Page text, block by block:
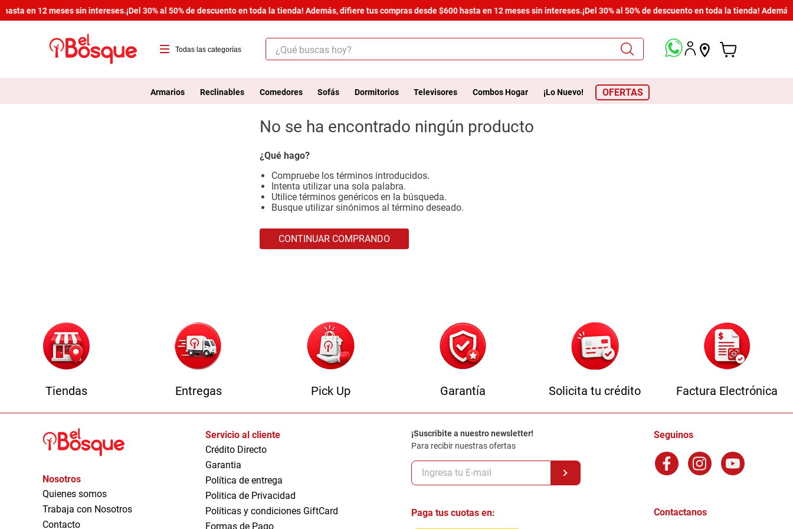
en 12 meses sin intereses.¡Del 30% al 50% de descuento en toda la tienda! Además, difiere tus compras desde $600 hasta en 12 meses sin intereses.¡Del 30% al 50% de descuento en toda la tienda!
¿Qué buscas hoy?
Armarios Reclinables Comedores Sofás Dormitorios Televisores Combos Hogar ¡Lo Nuevo! OFERTAS
No se ha encontrado ningún producto
¿Qué hago?
Compruebe los términos introducidos.
Intenta utilizar una sola palabra.
Utilice términos genéricos en la búsqueda.
Busque utilizar sinónimos al término deseado.
CONTINUAR COMPRANDO
Tiendas Entregas Pick Up Garantía Solicita tu crédito Factura Electrónica
Nosotros
Quienes somos
Trabaja con Nosotros
Contacto
Servicio al cliente
Crédito Directo
Garantia
Política de entrega
Politica de Privacidad
Políticas y condiciones GiftCard
Formas de Pago
¡Suscribite a nuestro newsletter!
Para recibir nuestras ofertas
Paga tus cuotas en:
Seguinos
Contactanos
1.
salas
3
cómoda estilo
4.
comedor
5.
zapatera
6.
armario lux
cama
havana master